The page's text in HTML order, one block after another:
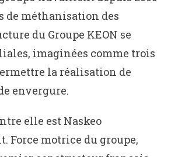
de méthanisation des
du Groupe KEON se
imaginées comme trois
la réalisation de
envergure.
elle est Naskeo
Force motrice du groupe,